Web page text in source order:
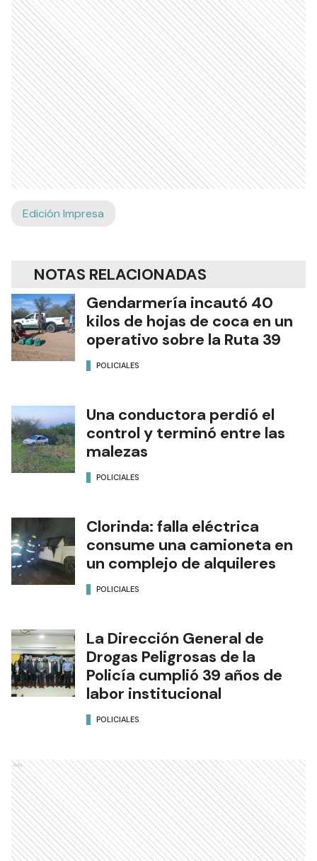
Edición Impresa
NOTAS RELACIONADAS
Gendarmería incautó 40
kilos de hojas de coca en un
operativo sobre la Ruta 39
POLICIALES
Una conductora perdió el
control y terminó entre las
malezas
POLICIALES
Clorinda: falla eléctrica
consume una camioneta en
un complejo de alquileres
POLICIALES
La Dirección General de
Drogas Peligrosas de la
Policía cumplió 39 años de
labor institucional
POLICIALES
Ads